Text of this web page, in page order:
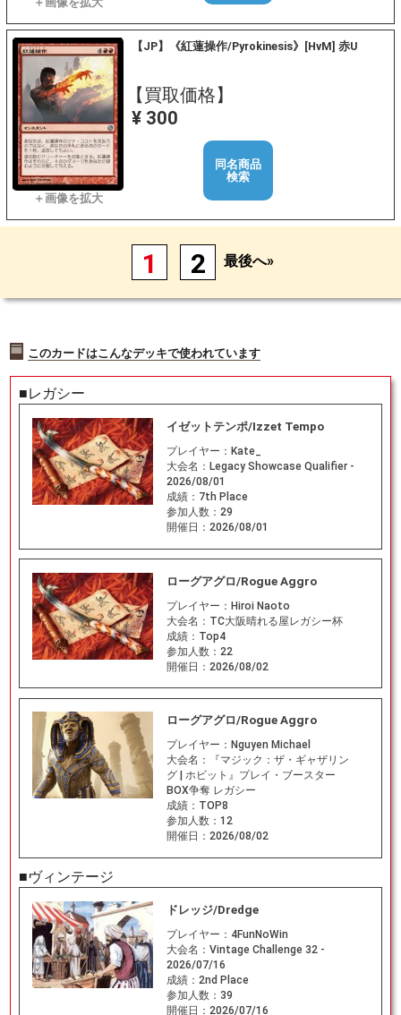
【JP】《紅蓮操作/Pyrokinesis》[HvM] 赤U
【買取価格】
¥ 300
同名商品
検索
1 2 最後へ»
このカードはこんなデッキで使われています
■レガシー
イゼットテンポ/Izzet Tempo
プレイヤー： Kate_
大会名： Legacy Showcase Qualifier -
2026/08/01
成績： 7th Place
参加人数： 29
開催日： 2026/08/01
ローグアグロ/Rogue Aggro
プレイヤー： Hiroi Naoto
大会名： TC大阪晴れる屋レガシー杯
成績： Top4
参加人数： 22
開催日： 2026/08/02
ローグアグロ/Rogue Aggro
プレイヤー： Nguyen Michael
大会名：
『マジック：ザ・ギャザリン
グ | ホビット』プレイ・ブースター
BOX争奪 レガシー
成績： TOP8
参加人数： 12
開催日： 2026/08/02
■ヴィンテージ
ドレッジ/Dredge
プレイヤー： 4FunNoWin
大会名： Vintage Challenge 32 -
2026/07/16
成績： 2nd Place
参加人数： 39
開催日： 2026/07/16